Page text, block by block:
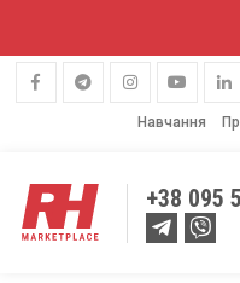
Навчання
+38 095